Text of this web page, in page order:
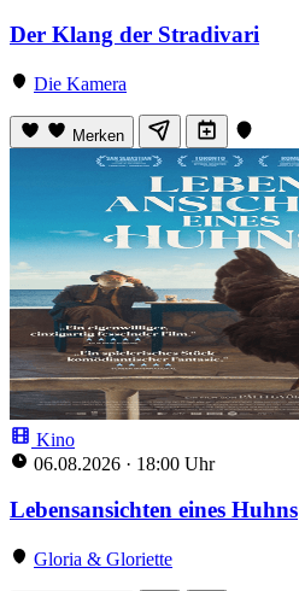
Der Klang der Stradivari
Die Kamera
Merken
Kino
06.08.2026 · 18:00 Uhr
Lebensansichten eines Huhns
Gloria & Gloriette